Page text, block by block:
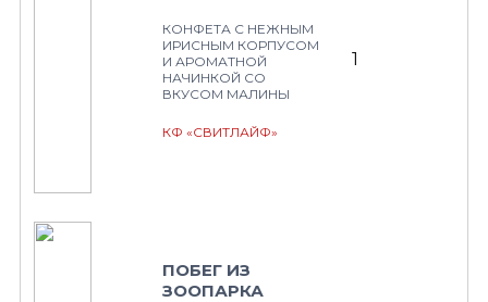
КОНФЕТА С НЕЖНЫМ
ИРИСНЫМ КОРПУСОМ
И АРОМАТНОЙ
НАЧИНКОЙ СО
ВКУСОМ МАЛИНЫ
КФ «СВИТЛАЙФ»
1
ПОБЕГ ИЗ
ЗООПАРКА